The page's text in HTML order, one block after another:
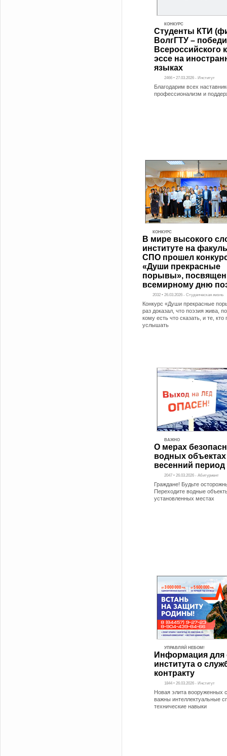
КОНКУРС
Студенты КТИ
ВолгГТУ –
Всероссийского
эссе на
языках
2466 • 27.03.2026 - Институт
Благодарим всех
профессионализм и
КОНКУРС
В мире высокого
институте на
СПО прошел
«Души прекрасные
порывы»,
всемирному дню
2032 • 26.03.2026 - Студенческая жизнь
Конкурс «Души прекрасные
раз доказал, что поэзия жива,
кому есть что сказать, и те, кто
услышать
ВАЖНО
О мерах
водных
весенний период
2047 • 26.03.2026 - Абитуриент
Граждане! Будьте
Переходите водные
установленных местах
УПРАВЛЯЙ НЕБОМ!
Информация для
института о
контракту
1844 • 26.03.2026 - Институт
Новая элита вооруженных
важны интеллектуальные
технические навыки